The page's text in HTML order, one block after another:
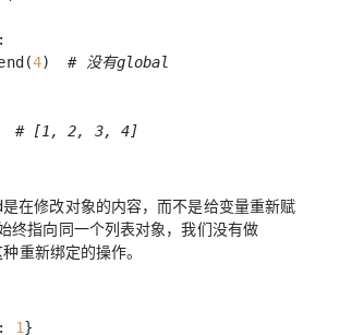
:
4)# 没有global
# [1, 2, 3, 4]
是在修改对象的内容，而不是给变量重新赋
终指向同一个列表对象，我们没有做
重新绑定的操作。
: 1}